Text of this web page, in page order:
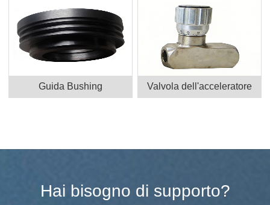
Guida Bushing Valvola dell'acceleratore
Hai bisogno di supporto?